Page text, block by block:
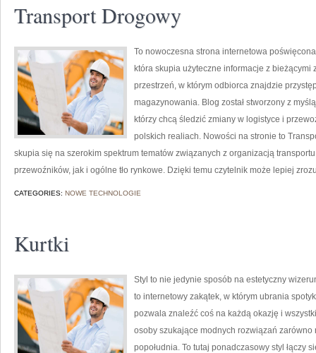
Transport Drogowy
To nowoczesna strona internetowa
która skupia użyteczne informacje z bieżącymi
przestrzeń, w którym odbiorca znajdzie
magazynowania. Blog został stworzony z
którzy chcą śledzić zmiany w logistyce i
polskich realiach. Nowości na stronie to
skupia się na szerokim spektrum tematów związanych z organizacją
przewoźników, jak i ogólne tło rynkowe. Dzięki temu czytelnik może lepiej
CATEGORIES: NOWE TECHNOLOGIE
Kurtki
Styl to nie jedynie sposób na estetyczny
to internetowy zakątek, w którym ubrania
pozwala znaleźć coś na każdą okazję i
osoby szukające modnych rozwiązań zarówno
popołudnia. To tutaj ponadczasowy styl łączy